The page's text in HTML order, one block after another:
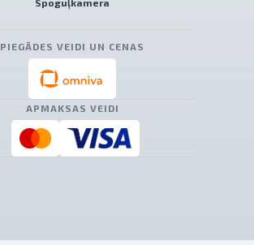
Spoguļkamera
PIEGĀDES VEIDI UN CENAS
APMAKSAS VEIDI